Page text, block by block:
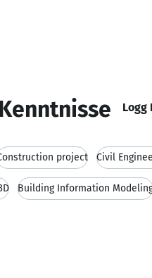
Logg
project Civil
Building Information